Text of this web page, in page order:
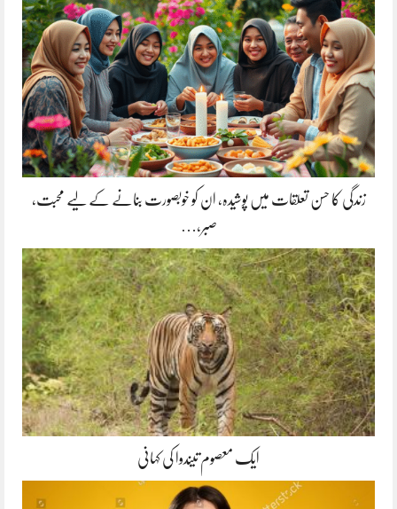
زندگی کا حسن تعلقات میں پوشیدہ, ان کو خوبصورت بنانے کے لیے محبت،
صبر،…
ایک معصوم تیندوا کی کہانی